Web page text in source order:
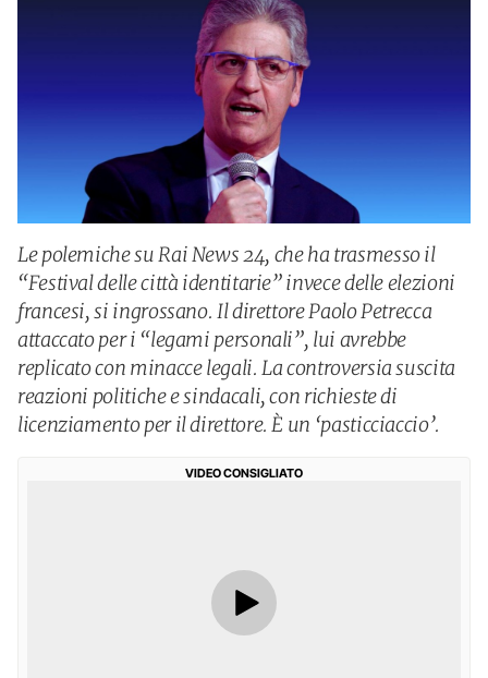
Le polemiche su Rai News 24, che ha trasmesso il
“Festival delle città identitarie” invece delle elezioni
francesi, si ingrossano. Il direttore Paolo Petrecca
attaccato per i “legami personali”, lui avrebbe
replicato con minacce legali. La controversia suscita
reazioni politiche e sindacali, con richieste di
licenziamento per il direttore. È un ‘pasticciaccio’.
VIDEO CONSIGLIATO